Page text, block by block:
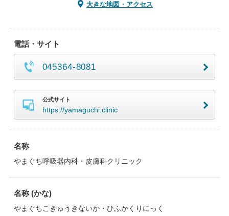
大きな地図・アクセス
電話・サイト
045364-8081
公式サイト
https://yamaguchi.clinic
名称
やまぐち呼吸器内科・皮膚科クリニック
名称 (かな)
やまぐちこきゅうきないか・ひふかくりにっく